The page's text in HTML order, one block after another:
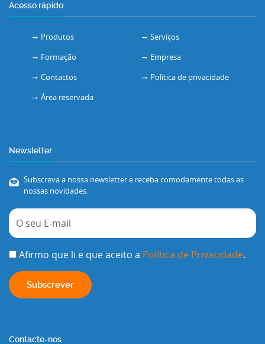
Acesso rápido
Produtos
Serviços
Formação
Empresa
Contactos
Política de privacidade
Área reservada
Newsletter
Subscreva a nossa newsletter e receba comodamente todas as
nossas novidades.
Afirmo que li e que aceito a Política de Privacidade.
Contacte-nos